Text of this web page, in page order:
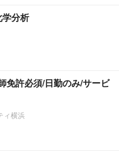
分析
免許必須/日勤のみ/サービ
ィ横浜